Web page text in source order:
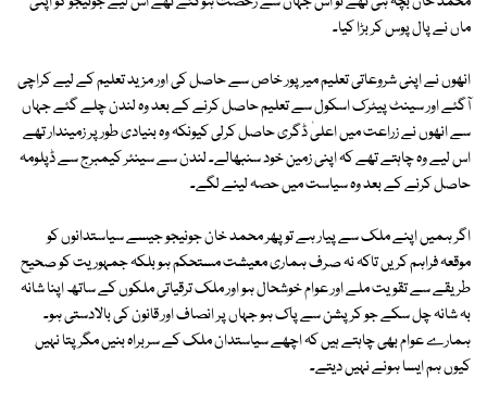
ماں نے پال پوس کر بڑا کیا۔
انھوں نے اپنی شروعاتی تعلیم میر پور خاص سے حاصل کی اور مزید تعلیم کے لیے کراچی
آگئے اور سینٹ پیٹرک اسکول سے تعلیم حاصل کرنے کے بعد وہ لندن چلے گئے جہاں
سے انھوں نے زراعت میں اعلیٰ ڈگری حاصل کرلی کیونکہ وہ بنیادی طور پر زمیندار تھے
اس لیے وہ چاہتے تھے کہ اپنی زمین خود سنبھالے۔ لندن سے سینئر کیمبرج سے ڈپلومہ
حاصل کرنے کے بعد وہ سیاست میں حصہ لینے لگے۔
اگر ہمیں اپنے ملک سے پیار ہے تو پھر محمد خان جونیجو جیسے سیاستدانوں کو
موقعہ فراہم کریں تاکہ نہ صرف ہماری معیشت مستحکم ہو بلکہ جمہوریت کو صحیح
طریقے سے تقویت ملے اور عوام خوشحال ہو اور ملک ترقیاتی ملکوں کے ساتھ اپنا شانہ
بہ شانہ چل سکے جو کرپشن سے پاک ہو جہاں پر انصاف اور قانون کی بالادستی ہو۔
ہمارے عوام بھی چاہتے ہیں کہ اچھے سیاستدان ملک کے سربراہ بنیں مگر پتا نہیں
کیوں ہم ایسا ہونے نہیں دیتے۔